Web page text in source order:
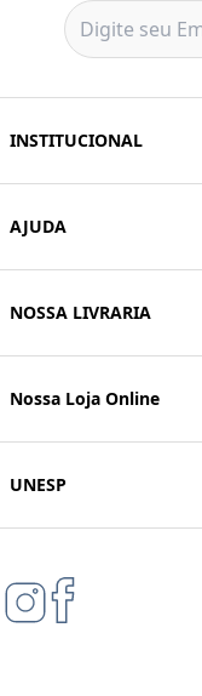
INSTITUCIONAL
AJUDA
NOSSA LIVRARIA
Nossa Loja Online
UNESP